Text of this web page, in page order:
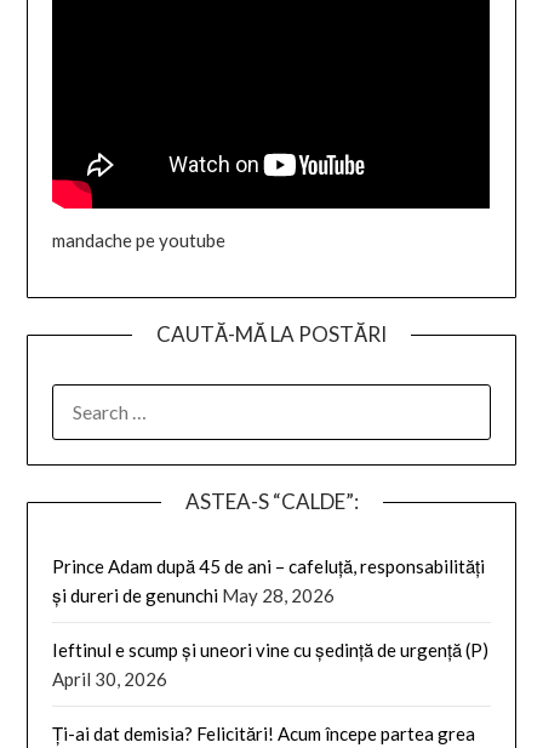
mandache pe youtube
CAUTĂ-MĂ LA POSTĂRI
FOR:
ASTEA-S “CALDE”:
Prince Adam după 45 de ani – cafeluță, responsabilități
și dureri de genunchi May 28, 2026
Ieftinul e scump și uneori vine cu ședință de urgență (P)
April 30, 2026
Ți-ai dat demisia? Felicitări! Acum începe partea grea